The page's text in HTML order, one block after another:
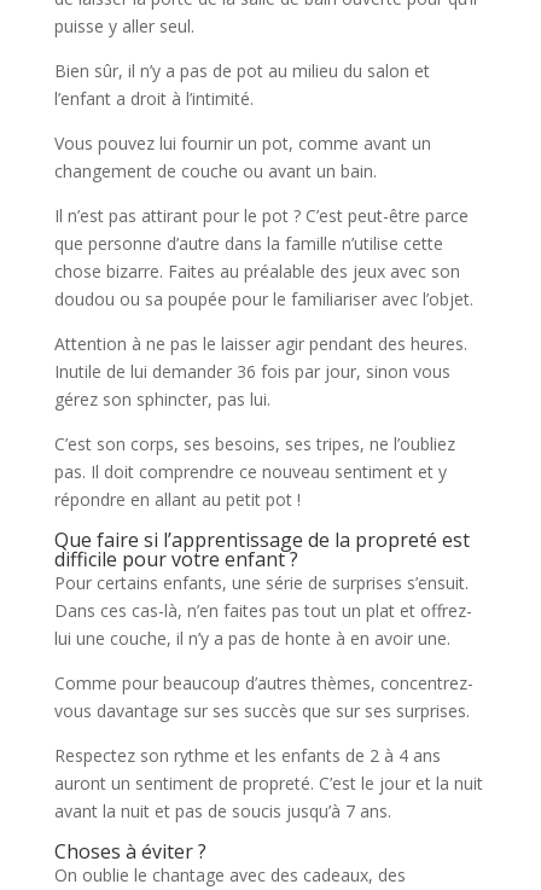
puisse y aller seul.
Bien sûr, il n’y a pas de pot au milieu du salon et
l’enfant a droit à l’intimité.
Vous pouvez lui fournir un pot, comme avant un
changement de couche ou avant un bain.
Il n’est pas attirant pour le pot ? C’est peut-être parce
que personne d’autre dans la famille n’utilise cette
chose bizarre. Faites au préalable des jeux avec son
doudou ou sa poupée pour le familiariser avec l’objet.
Attention à ne pas le laisser agir pendant des heures.
Inutile de lui demander 36 fois par jour, sinon vous
gérez son sphincter, pas lui.
C’est son corps, ses besoins, ses tripes, ne l’oubliez
pas. Il doit comprendre ce nouveau sentiment et y
répondre en allant au petit pot !
Que faire si l’apprentissage de la propreté est
difficile pour votre enfant ?
Pour certains enfants, une série de surprises s’ensuit.
Dans ces cas-là, n’en faites pas tout un plat et offrez-
lui une couche, il n’y a pas de honte à en avoir une.
Comme pour beaucoup d’autres thèmes, concentrez-
vous davantage sur ses succès que sur ses surprises.
Respectez son rythme et les enfants de 2 à 4 ans
auront un sentiment de propreté. C’est le jour et la nuit
avant la nuit et pas de soucis jusqu’à 7 ans.
Choses à éviter ?
On oublie le chantage avec des cadeaux, des